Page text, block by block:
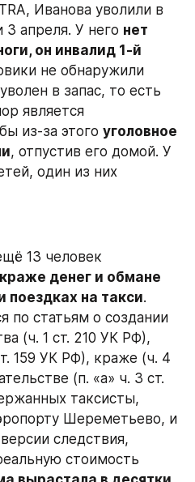
Иванова уволили в
3 апреля. У него нет
он инвалид 1-й
не обнаружили
в запас, то есть
является
из-за этого уголовное
, отпустив его домой. У
один из них
денег и обмане
поездках на такси.
по статьям о создании
(ч. 1 ст. 210 УК РФ),
159 УК РФ), краже (ч. 4
(п. «а» ч. 3 ст.
таксисты,
Шереметьево, и
следствия,
стоимость